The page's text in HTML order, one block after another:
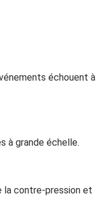
échouent à
à grande échelle.
la contre-pression et